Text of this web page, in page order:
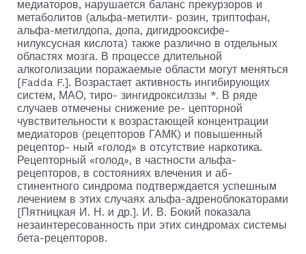
медиаторов, наруша­ется баланс прекурзоров и
метаболитов (альфа-метилти- розин, триптофан,
альфа-метилдопа, допа, дигидрооксифе-
нилуксусная кислота) также различно в отдельных
обла­стях мозга. В процессе длительной
алкоголизации пора­жаемые области могут меняться
[Fadda F.]. Возрастает активность ингибирующих
систем, МАО, тиро- зингидроксилззы *. В ряде
случаев отмечены снижение ре- цепторной
чувствительности к возрастающей концентрации
медиаторов (рецепторов ГАМК) и повышенный
рецептор- ный «голод» в отсутствие наркотика.
Рецепторный «голод», в частности альфа-
рецепторов, в состояниях влечения и аб­
стинентного синдрома подтверждается успешным
лечением в этих случаях альфа-адреноблокаторами
[Пятницкая И. Н. и др.]. И. В. Бокий показала
незаинтересованность при этих синдромах системы
бета-рецепторов.